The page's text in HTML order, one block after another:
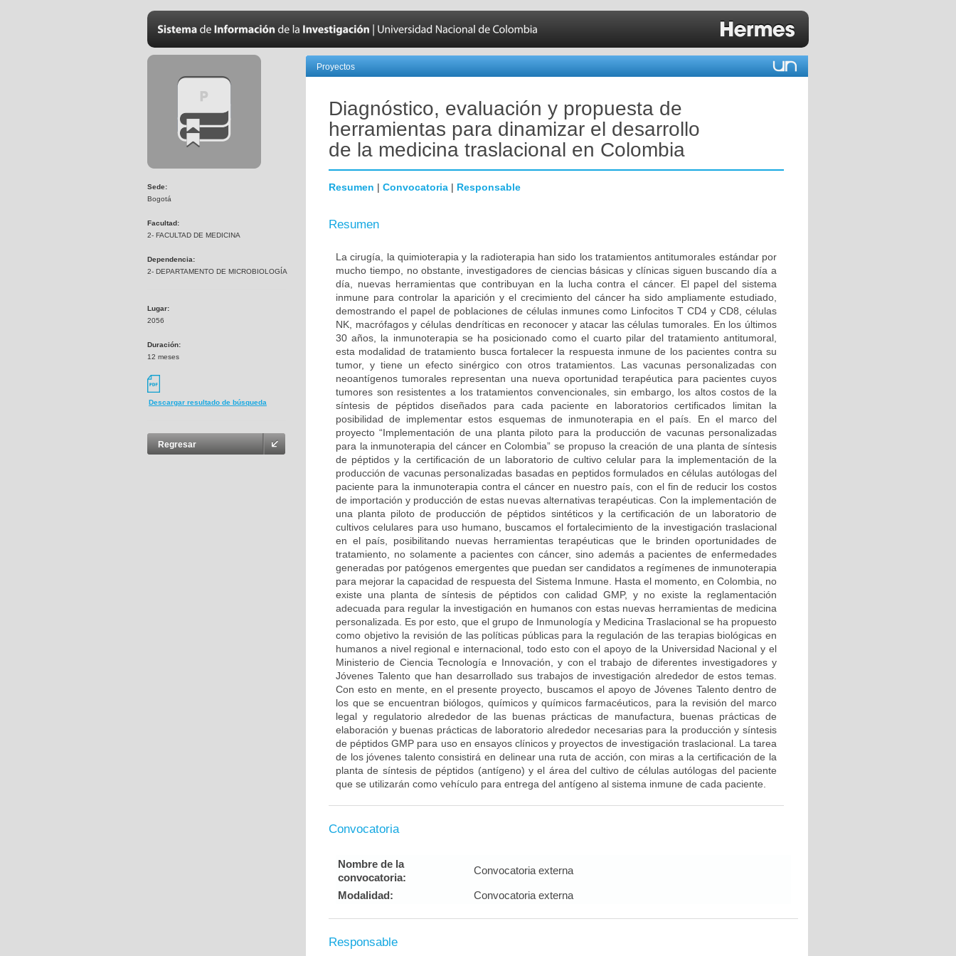
Sede:
Bogotá
Facultad:
2- FACULTAD DE MEDICINA
Dependencia:
2- DEPARTAMENTO DE MICROBIOLOGÍA
Lugar:
2056
Duración:
12 meses
Descargar resultado de búsqueda
Regresar
Proyectos
Diagnóstico, evaluación y propuesta de
herramientas para dinamizar el desarrollo
de la medicina traslacional en Colombia
Resumen | Convocatoria | Responsable
Resumen
La cirugía, la quimioterapia y la radioterapia han sido los tratamientos antitumorales estándar por
mucho tiempo, no obstante, investigadores de ciencias básicas y clínicas siguen buscando día a
día, nuevas herramientas que contribuyan en la lucha contra el cáncer. El papel del sistema
inmune para controlar la aparición y el crecimiento del cáncer ha sido ampliamente estudiado,
demostrando el papel de poblaciones de células inmunes como Linfocitos T CD4 y CD8, células
NK, macrófagos y células dendríticas en reconocer y atacar las células tumorales. En los últimos
30 años, la inmunoterapia se ha posicionado como el cuarto pilar del tratamiento antitumoral,
esta modalidad de tratamiento busca fortalecer la respuesta inmune de los pacientes contra su
tumor, y tiene un efecto sinérgico con otros tratamientos. Las vacunas personalizadas con
neoantígenos tumorales representan una nueva oportunidad terapéutica para pacientes cuyos
tumores son resistentes a los tratamientos convencionales, sin embargo, los altos costos de la
síntesis de péptidos diseñados para cada paciente en laboratorios certificados limitan la
posibilidad de implementar estos esquemas de inmunoterapia en el país. En el marco del
proyecto “Implementación de una planta piloto para la producción de vacunas personalizadas
para la inmunoterapia del cáncer en Colombia” se propuso la creación de una planta de síntesis
de péptidos y la certificación de un laboratorio de cultivo celular para la implementación de la
producción de vacunas personalizadas basadas en peptidos formulados en células autólogas del
paciente para la inmunoterapia contra el cáncer en nuestro país, con el fin de reducir los costos
de importación y producción de estas nuevas alternativas terapéuticas. Con la implementación de
una planta piloto de producción de péptidos sintéticos y la certificación de un laboratorio de
cultivos celulares para uso humano, buscamos el fortalecimiento de la investigación traslacional
en el país, posibilitando nuevas herramientas terapéuticas que le brinden oportunidades de
tratamiento, no solamente a pacientes con cáncer, sino además a pacientes de enfermedades
generadas por patógenos emergentes que puedan ser candidatos a regímenes de inmunoterapia
para mejorar la capacidad de respuesta del Sistema Inmune. Hasta el momento, en Colombia, no
existe una planta de síntesis de péptidos con calidad GMP, y no existe la reglamentación
adecuada para regular la investigación en humanos con estas nuevas herramientas de medicina
personalizada. Es por esto, que el grupo de Inmunología y Medicina Traslacional se ha propuesto
como objetivo la revisión de las políticas públicas para la regulación de las terapias biológicas en
humanos a nivel regional e internacional, todo esto con el apoyo de la Universidad Nacional y el
Ministerio de Ciencia Tecnología e Innovación, y con el trabajo de diferentes investigadores y
Jóvenes Talento que han desarrollado sus trabajos de investigación alrededor de estos temas.
Con esto en mente, en el presente proyecto, buscamos el apoyo de Jóvenes Talento dentro de
los que se encuentran biólogos, químicos y químicos farmacéuticos, para la revisión del marco
legal y regulatorio alrededor de las buenas prácticas de manufactura, buenas prácticas de
elaboración y buenas prácticas de laboratorio alrededor necesarias para la producción y síntesis
de péptidos GMP para uso en ensayos clínicos y proyectos de investigación traslacional. La tarea
de los jóvenes talento consistirá en delinear una ruta de acción, con miras a la certificación de la
planta de síntesis de péptidos (antígeno) y el área del cultivo de células autólogas del paciente
que se utilizarán como vehículo para entrega del antígeno al sistema inmune de cada paciente.
Convocatoria
Nombre de la
convocatoria:
Convocatoria externa
Modalidad: Convocatoria externa
Responsable